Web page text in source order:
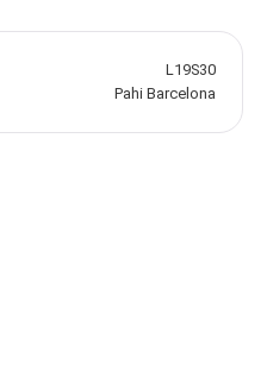
L19S30
Pahi Barcelona